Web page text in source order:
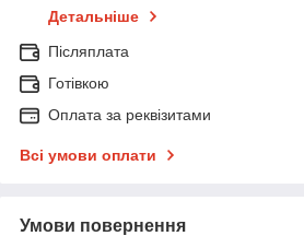
Детальніше
Післяплата
Готівкою
Оплата за реквізитами
Всі умови оплати
Умови повернення